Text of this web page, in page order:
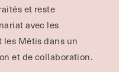
et reste
avec les
les Métis dans un
et de collaboration.